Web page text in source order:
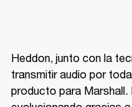
Heddon, junto con la
transmitir audio por
producto para Marshall.